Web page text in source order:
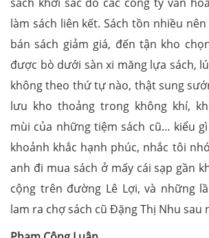
làm sách liên kết. Sách tồn nhiều
bán sách giảm giá, đến tận kho
được bò dưới sàn xi măng lựa sách,
không theo thứ tự nào, thật sung
lưu kho thoảng trong không khí,
mùi của những tiệm sách cũ… kiểu
khoảnh khắc hạnh phúc, nhắc tôi
anh đi mua sách ở mấy cái sạp gần
cộng trên đường Lê Lợi, và những
lam ra chợ sách cũ Đặng Thị Nhu sau